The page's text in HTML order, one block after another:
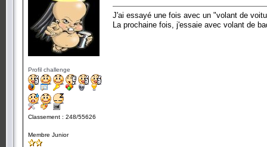
Profil challenge
Classement : 248/55626
Membre Junior
J'ai essayé une fois avec un "volant de
La prochaine fois, j'essaie avec volant de